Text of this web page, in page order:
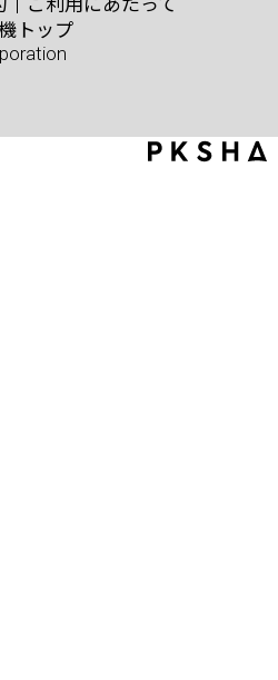
トップ